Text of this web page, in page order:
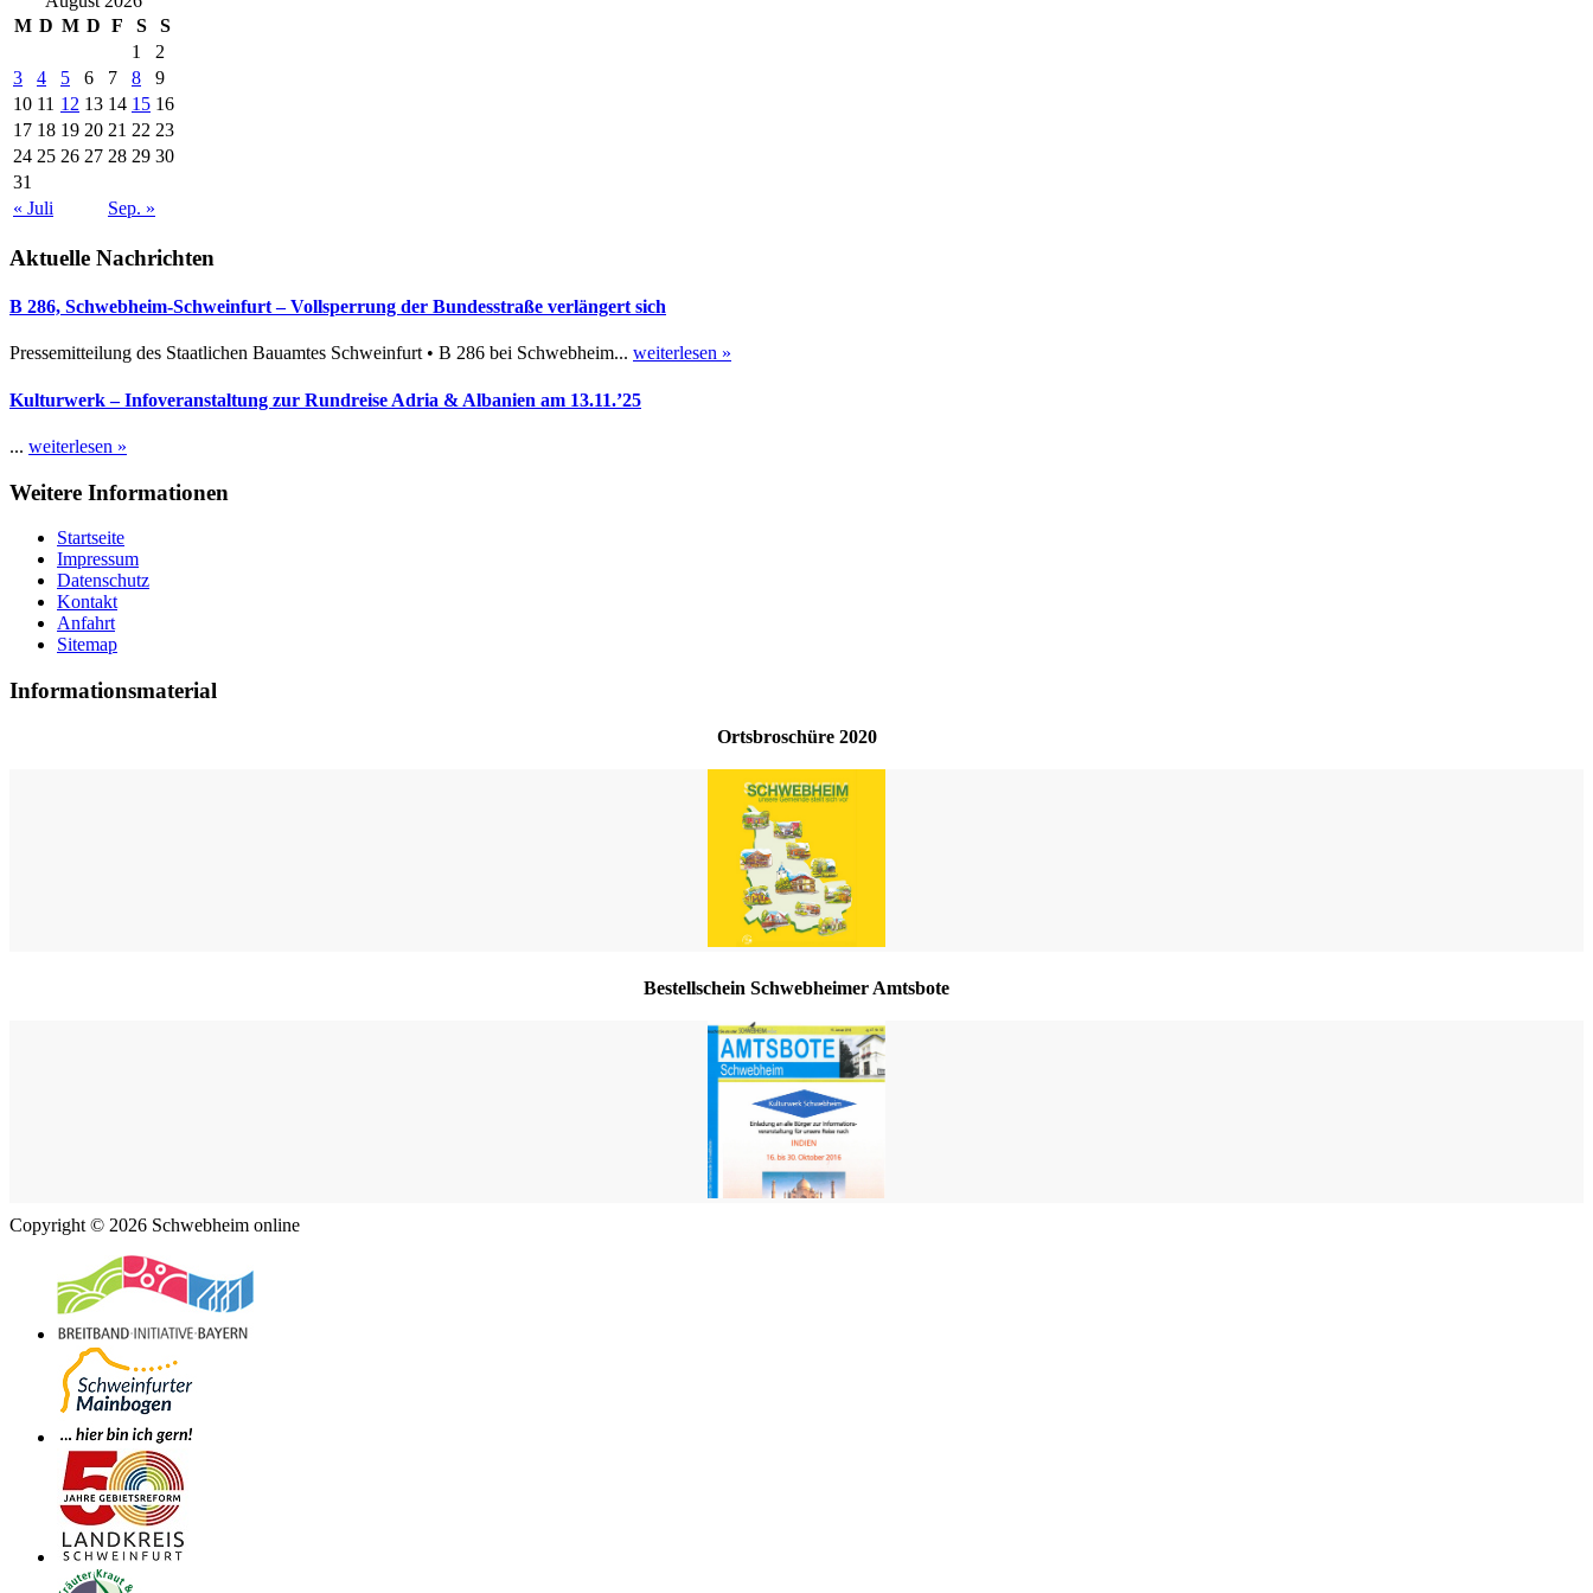
M D M D F S
S
1
2
3
4 5 6 7 8
9
10 11 12 13 14 15 16
17 18 19 20 21 22 23
24 25 26 27 28 29 30
31
« Juli
Sep. »
Aktuelle Nachrichten
B 286, Schwebheim-Schweinfurt – Vollsperrung der Bundesstraße verlängert sich
Pressemitteilung des Staatlichen Bauamtes Schweinfurt • B 286 bei Schwebheim... weiterlesen »
Kulturwerk – Infoveranstaltung zur Rundreise Adria & Albanien am 13.11.’25
... weiterlesen »
Weitere Informationen
Startseite
Impressum
Datenschutz
Kontakt
Anfahrt
Sitemap
Informationsmaterial
Ortsbroschüre 2020
Bestellschein Schwebheimer Amtsbote
Copyright © 2026 Schwebheim online